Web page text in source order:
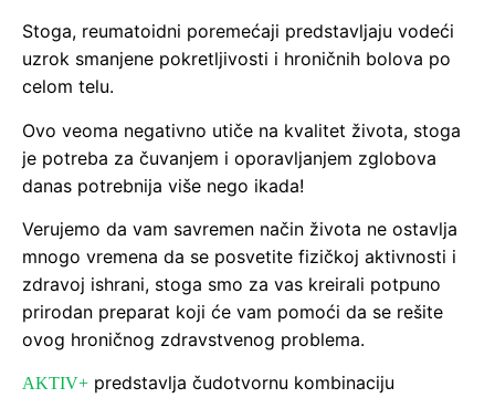
Stoga, reumatoidni poremećaji predstavljaju vodeći
uzrok smanjene pokretljivosti i hroničnih bolova po
celom telu.
Ovo veoma negativno utiče na kvalitet života, stoga
je potreba za čuvanjem i oporavljanjem zglobova
danas potrebnija više nego ikada!
Verujemo da vam savremen način života ne ostavlja
mnogo vremena da se posvetite fizičkoj aktivnosti i
zdravoj ishrani, stoga smo za vas kreirali potpuno
prirodan preparat koji će vam pomoći da se rešite
ovog hroničnog zdravstvenog problema.
AKTIV+ predstavlja čudotvornu kombinaciju